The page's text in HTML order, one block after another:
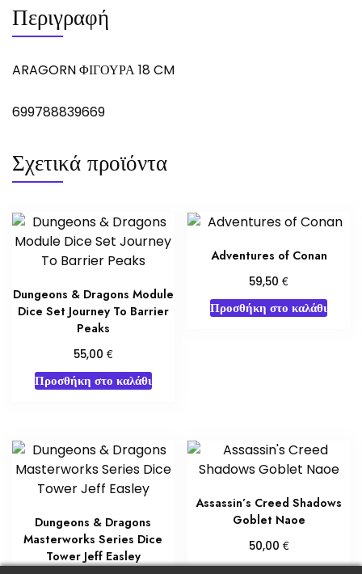
Περιγραφή
ARAGORN ΦΙΓΟΥΡΑ 18 CM
699788839669
Σχετικά προϊόντα
Dungeons & Dragons Module
Dice Set Journey To Barrier
Peaks
55,00 €
Προσθήκη στο καλάθι
Adventures of Conan
59,50€
Προσθήκη στο καλάθι
Dungeons & Dragons
Masterworks Series Dice
Tower Jeff Easley
Assassin’s Creed Shadows
Goblet Naoe
50,00 €